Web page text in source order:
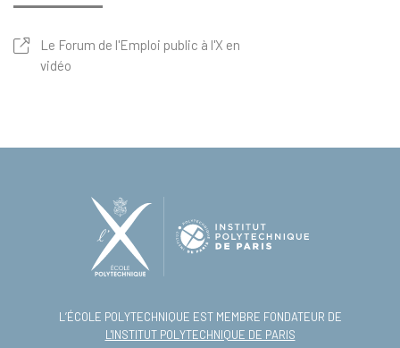
Le Forum de l'Emploi public à l'X en
vidéo
L’ÉCOLE POLYTECHNIQUE EST MEMBRE FONDATEUR DE
L'INSTITUT POLYTECHNIQUE DE PARIS